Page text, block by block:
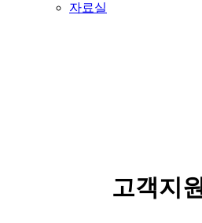
자료실
고객지원